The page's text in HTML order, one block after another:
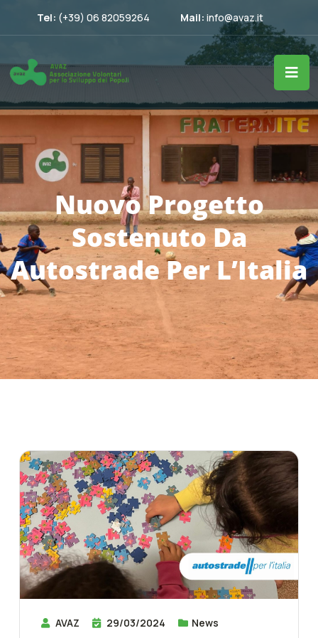
Tel: (+39) 06 82059264 Mail: info@avaz.it
Nuovo Progetto
Sostenuto Da
Autostrade Per L’Italia
AVAZ 29/03/2024 News